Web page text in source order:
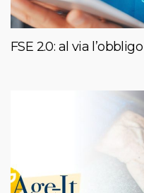
FSE 2.0: al via